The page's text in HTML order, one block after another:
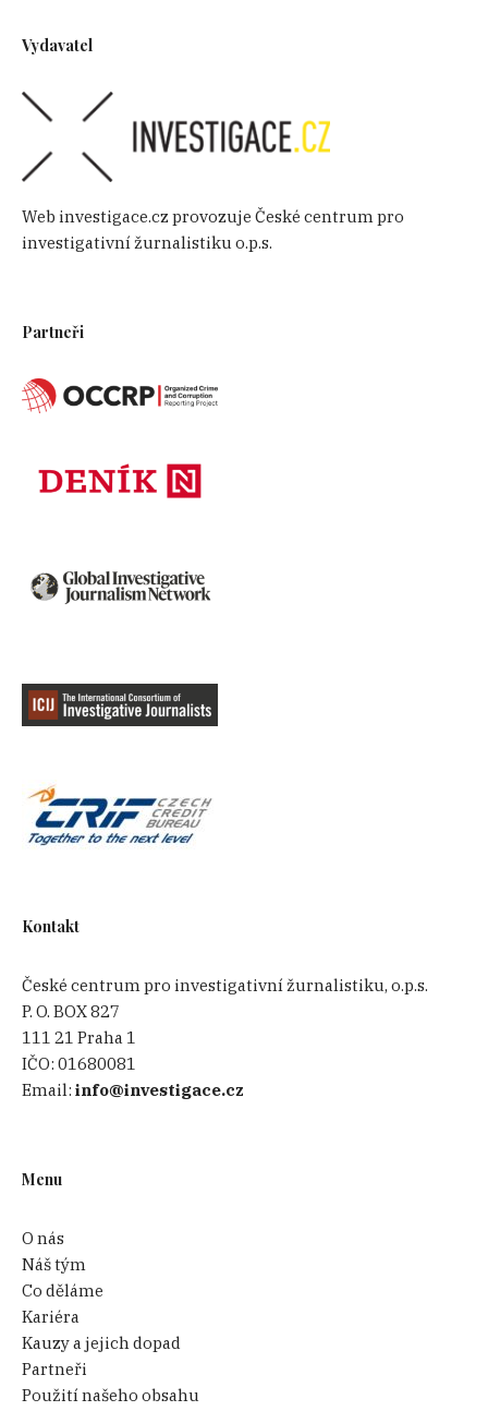
Vydavatel
Web investigace.cz provozuje České centrum pro
investigativní žurnalistiku o.p.s.
Partneři
Kontakt
České centrum pro investigativní žurnalistiku, o.p.s.
P. O. BOX 827
111 21 Praha 1
IČO:01680081
Email:info@investigace.cz
Menu
O nás
Náš tým
Co děláme
Kariéra
Kauzy a jejich dopad
Partneři
Použití našeho obsahu